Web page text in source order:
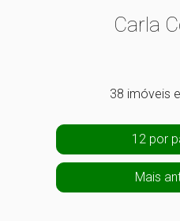
Carla
38 imóveis
12 por
Mais